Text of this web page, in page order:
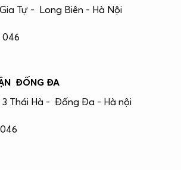
Tự - Long Biên - Hà Nội
046
ĐỐNG ĐA
3 Thái Hà - Đống Đa - Hà nội